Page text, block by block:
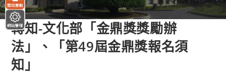
轉知-文化部「金鼎獎獎勵辦
法」、「第49屆金鼎獎報名須
知」